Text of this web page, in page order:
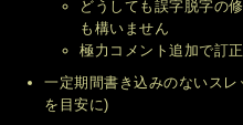
どうしても誤字脱字の
も構いません
極力コメント追加で訂
一定期間書き込みのないスレ
を目安に)